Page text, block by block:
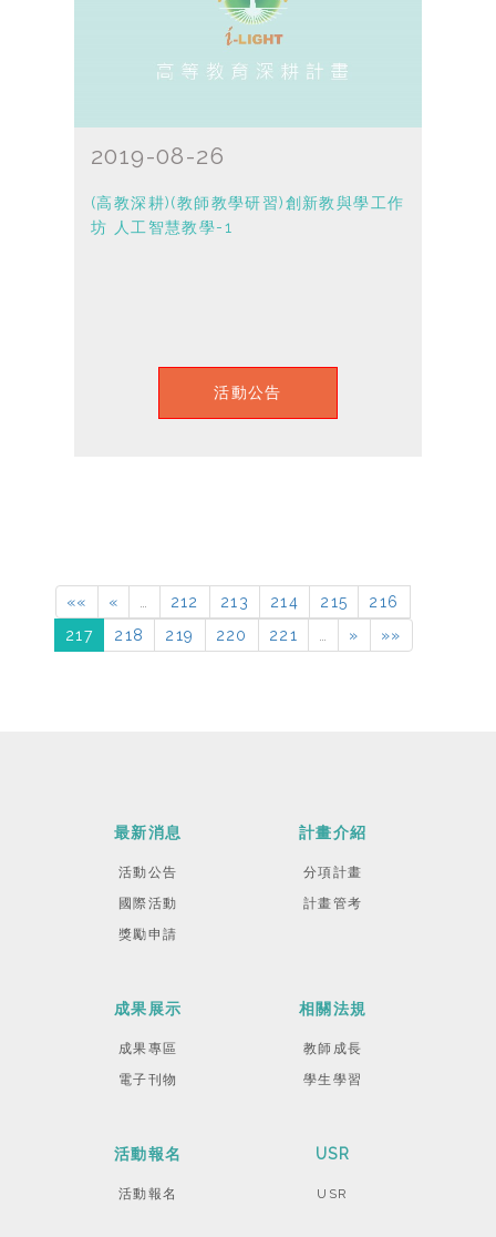
2019-08-26
(高教深耕)(教師教學研習)創新教與學工作
坊 人工智慧教學-1
活動公告
«« « 212 213 214 215
216
217
218 219 220 221 » »»
最新消息
活動公告
國際活動
獎勵申請
計畫介紹
分項計畫
計畫管考
成果展示
成果專區
電子刊物
相關法規
教師成長
學生學習
活動報名
活動報名
USR
USR